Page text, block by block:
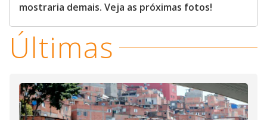
mostraria demais. Veja as próximas fotos!
Últimas